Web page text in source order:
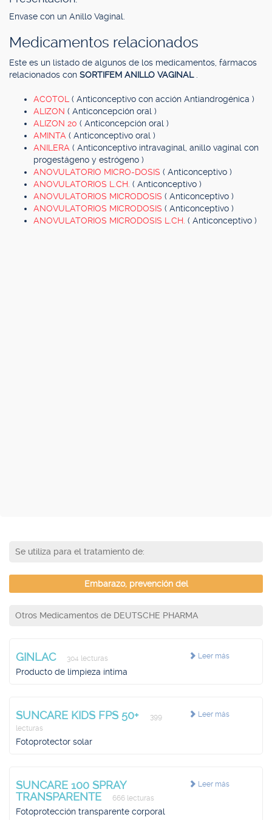
Envase con un Anillo Vaginal.
Medicamentos relacionados
Este es un listado de algunos de los medicamentos, fármacos
relacionados con SORTIFEM ANILLO VAGINAL
ACOTOL ( Anticonceptivo con acción Antiandrogénica )
ALIZON ( Anticoncepción oral )
ALIZON 20 ( Anticoncepción oral )
AMINTA ( Anticonceptivo oral )
ANILERA ( Anticonceptivo intravaginal, anillo vaginal con
progestágeno y estrógeno )
ANOVULATORIO MICRO-DOSIS ( Anticonceptivo )
ANOVULATORIOS L.CH. ( Anticonceptivo )
ANOVULATORIOS MICRODOSIS ( Anticonceptivo )
ANOVULATORIOS MICRODOSIS ( Anticonceptivo )
ANOVULATORIOS MICRODOSIS L.CH. ( Anticonceptivo )
Se utiliza para el tratamiento de:
Embarazo, prevención del
Otros Medicamentos de DEUTSCHE PHARMA
Leer más
GINLAC 304 lecturas
Producto de limpieza íntima
Leer más
SUNCARE KIDS FPS 50+
399
lecturas
Fotoprotector solar
Leer más
SUNCARE 100 SPRAY
TRANSPARENTE
666 lecturas
Fotoprotección transparente corporal